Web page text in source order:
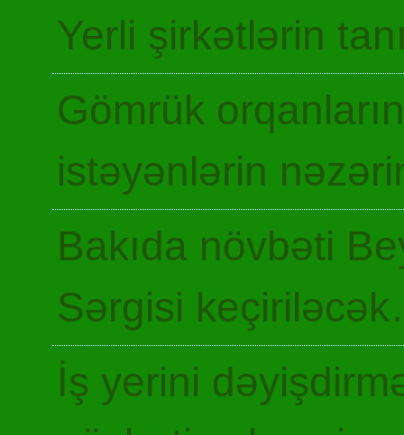
Yerli şirkətlərin
Gömrük
istəyənlərin
Bakıda növbəti
Sərgisi
İş yerini